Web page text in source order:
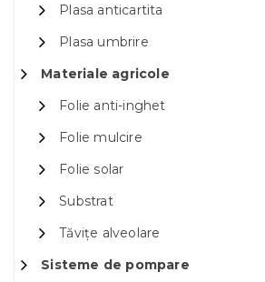
Plasa anticartita
Plasa umbrire
Materiale agricole
Folie anti-inghet
Folie mulcire
Folie solar
Substrat
Tăvițe alveolare
Sisteme de pompare